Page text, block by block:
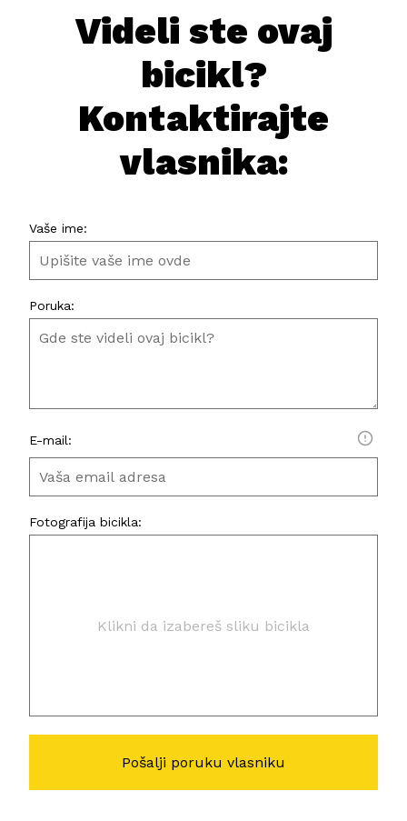
Videli ste ovaj
bicikl?
Kontaktirajte
vlasnika:
Vaše ime:
Poruka:
E-mail:
Fotografija bicikla:
Klikni da izabereš sliku bicikla